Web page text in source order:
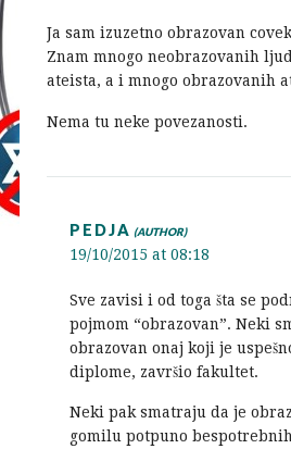
Ja sam izuzetno obrazovan
Znam mnogo neobrazovanih
ateista, a i mnogo obrazovanih
Nema tu neke povezanosti.
PEDJA
19/10/2015 at 08:18
Sve zavisi i od toga šta se
pojmom “obrazovan”. Neki
obrazovan onaj koji je
diplome, završio fakultet.
Neki pak smatraju da je
gomilu potpuno